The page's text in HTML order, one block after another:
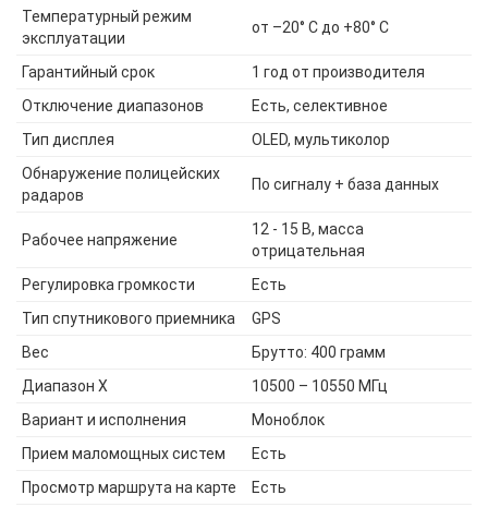
Температурный режим
эксплуатации
от –20° С до +80° С
Гарантийный срок
1 год от производителя
Отключение диапазонов
Есть, селективное
Тип дисплея
OLED, мультиколор
Обнаружение полицейских
радаров
По сигналу + база данных
Рабочее напряжение
12 - 15 В, масса
отрицательная
Регулировка громкости
Есть
Тип спутникового приемника
GPS
Вес
Брутто: 400 грамм
Диапазон X
10500 – 10550 МГц
Вариант и исполнения
Моноблок
Прием маломощных систем
Есть
Просмотр маршрута на карте
Есть